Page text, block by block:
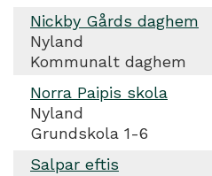
Nickby Gårds daghem
Nyland
Kommunalt daghem
Norra Paipis skola
Nyland
Grundskola 1-6
Salpar eftis